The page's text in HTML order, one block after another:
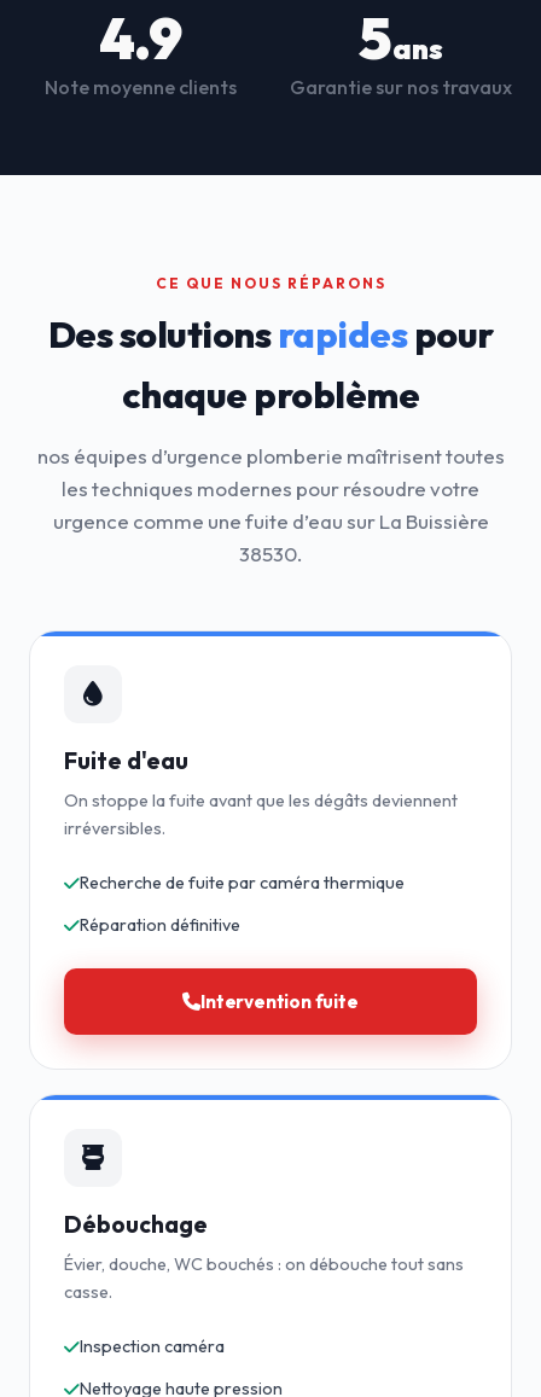
4.9
Note moyenne clients
5ans
Garantie sur nos travaux
CE QUE NOUS RÉPARONS
Des solutionsrapidespour
chaque problème
nos équipes d’urgence plomberie maîtrisent toutes
les techniques modernes pour résoudre votre
urgence comme une fuite d’eau sur La Buissière
38530.
Fuite d'eau
On stoppe la fuite avant que les dégâts deviennent
irréversibles.
Recherche de fuite par caméra thermique
Réparation définitive
Intervention fuite
Débouchage
Évier, douche, WC bouchés : on débouche tout sans
casse.
Inspection caméra
Nettoyage haute pression